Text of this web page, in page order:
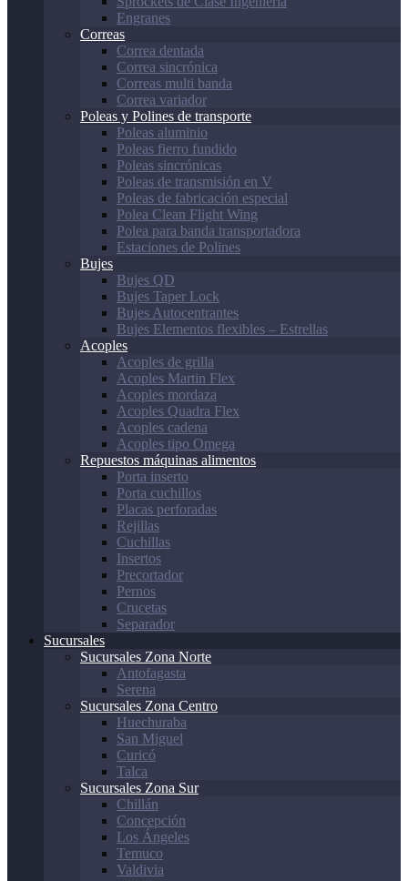
Engranes
Correas
Correa dentada
Correa sincrónica
Correas multi banda
Correa variador
Poleas y Polines de transporte
Poleas aluminio
Poleas fierro fundido
Poleas sincrónicas
Poleas de transmisión en V
Poleas de fabricación especial
Polea Clean Flight Wing
Polea para banda transportadora
Estaciones de Polines
Bujes
Bujes QD
Bujes Taper Lock
Bujes Autocentrantes
Bujes Elementos flexibles – Estrellas
Acoples
Acoples de grilla
Acoples Martin Flex
Acoples mordaza
Acoples Quadra Flex
Acoples cadena
Acoples tipo Omega
Repuestos máquinas alimentos
Porta inserto
Porta cuchillos
Placas perforadas
Rejillas
Cuchillas
Insertos
Precortador
Pernos
Crucetas
Separador
Sucursales
Sucursales Zona Norte
Antofagasta
Serena
Sucursales Zona Centro
Huechuraba
San Miguel
Curicó
Talca
Sucursales Zona Sur
Chillán
Concepción
Los Ángeles
Temuco
Valdivia